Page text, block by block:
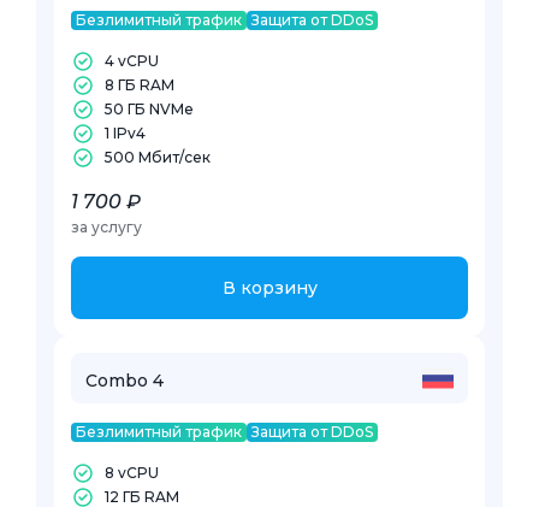
Безлимитный трафик Защита от DDoS
4 vCPU
8 ГБ RAM
50 ГБ NVMe
1 IPv4
500 Mбит/сек
1 700 ₽
за услугу
В корзину
Combo 4
Безлимитный трафик Защита от DDoS
8 vCPU
12 ГБ RAM